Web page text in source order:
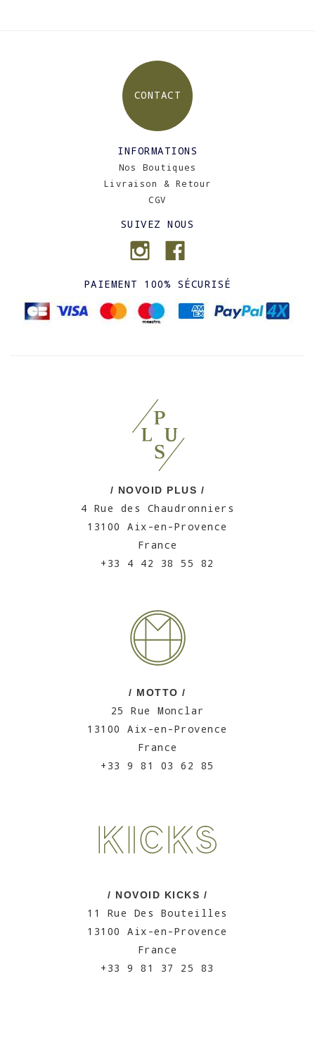
CONTACT
INFORMATIONS
Nos Boutiques
Livraison & Retour
CGV
SUIVEZ NOUS
PAIEMENT 100% SÉCURISÉ
/ NOVOID PLUS /
4 Rue des Chaudronniers
13100 Aix-en-Provence
France
+33 4 42 38 55 82
/ MOTTO /
25 Rue Monclar
13100 Aix-en-Provence
France
+33 9 81 03 62 85
/ NOVOID KICKS /
11 Rue Des Bouteilles
13100 Aix-en-Provence
France
+33 9 81 37 25 83